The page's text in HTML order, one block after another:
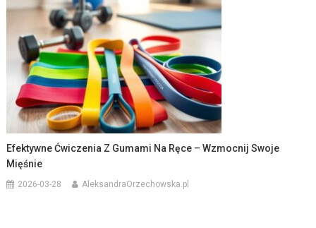
Efektywne Ćwiczenia Z Gumami Na Ręce – Wzmocnij Swoje
Mięśnie
2026-03-28 AleksandraOrzechowska.pl